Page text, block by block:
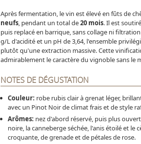
Après fermentation, le vin est élevé en fûts de
neufs, pendant un total de20 mois. Il est
puis replacé en barrique, sans collage ni
g/L d'acidité et un pH de 3,64, l'ensemble
plutôt qu'une extraction massive. Cette
admirablement le caractère du vignoble sans le
NOTES DE DÉGUSTATION
Couleur: robe rubis clair à grenat léger,
avec un Pinot Noir de climat frais et de style
Arômes: nez d'abord réservé, puis plus
noire, la canneberge séchée, l'anis étoilé et le
croquante, de grenade et de pétales de rose.